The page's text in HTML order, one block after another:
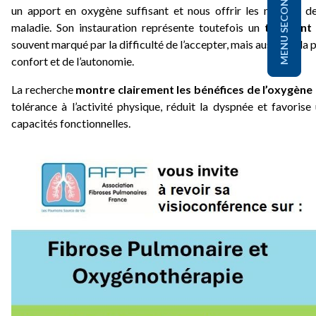
un apport en oxygène suffisant et nous offrir les moyens
maladie. Son instauration représente toutefois un tournant
souvent marqué par la difficulté de l’accepter, mais aussi par
confort et de l’autonomie.
La recherchemontre clairement les bénéfices de
tolérance à l’activité physique, réduit la dyspnée et
capacités fonctionnelles.